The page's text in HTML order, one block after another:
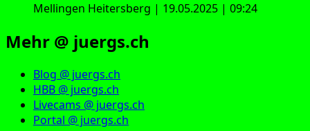
Mellingen Heitersberg | 19.05.2025 | 09:24
Mehr @ juergs.ch
Blog @ juergs.ch
HBB @ juergs.ch
Livecams @ juergs.ch
Portal @ juergs.ch